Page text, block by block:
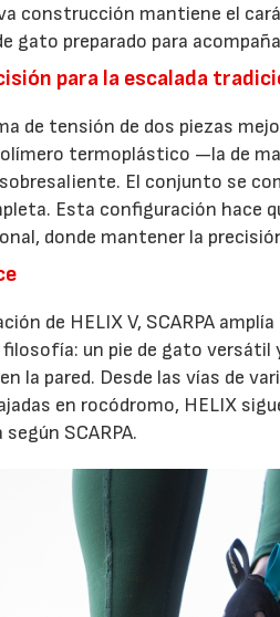
construcción mantiene el
gato preparado para
para la escalada
de tensión de dos piezas
termoplástico —la de
El conjunto se
Esta configuración hace
donde mantener la
de HELIX V, SCARPA
un pie de gato versátil
la pared. Desde las vías de
en rocódromo, HELIX
SCARPA.